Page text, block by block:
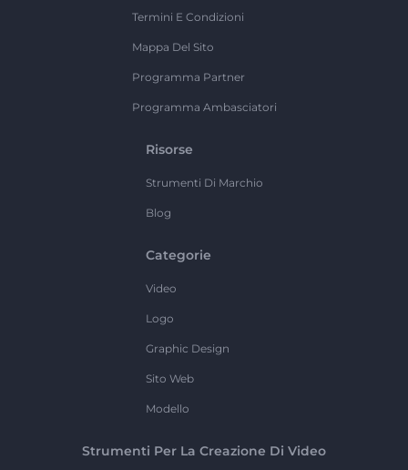
Termini E Condizioni
Mappa Del Sito
Programma Partner
Programma Ambasciatori
Risorse
Strumenti Di Marchio
Blog
Categorie
Video
Logo
Graphic Design
Sito Web
Modello
Strumenti Per La Creazione Di Video